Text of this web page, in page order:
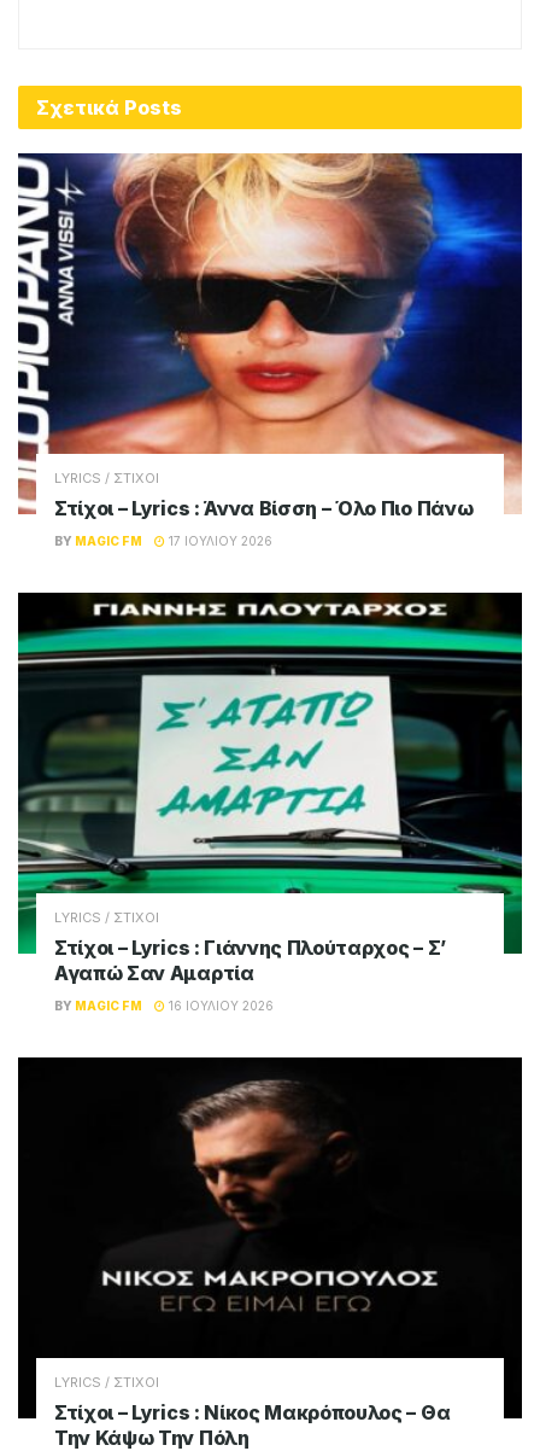
Σχετικά Posts
LYRICS / ΣΤΙΧΟΙ
Στίχοι – Lyrics : Άννα Βίσση – Όλο Πιο Πάνω
BY MAGIC FM 17 ΙΟΥΛΊΟΥ 2026
LYRICS / ΣΤΙΧΟΙ
Στίχοι – Lyrics : Γιάννης Πλούταρχος – Σ’
Αγαπώ Σαν Αμαρτία
BY MAGIC FM 16 ΙΟΥΛΊΟΥ 2026
LYRICS / ΣΤΙΧΟΙ
Στίχοι – Lyrics : Νίκος Μακρόπουλος – Θα
Την Κάψω Την Πόλη